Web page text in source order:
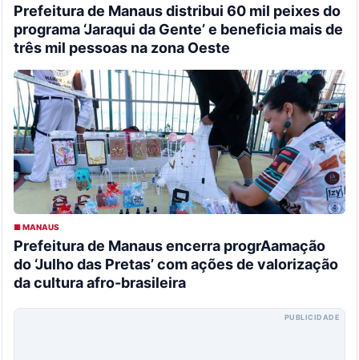
Prefeitura de Manaus distribui 60 mil peixes do
programa ‘Jaraqui da Gente’ e beneficia mais de
três mil pessoas na zona Oeste
■ MANAUS
Prefeitura de Manaus encerra progrAamação
do ‘Julho das Pretas’ com ações de valorização
da cultura afro-brasileira
PUBLICIDADE